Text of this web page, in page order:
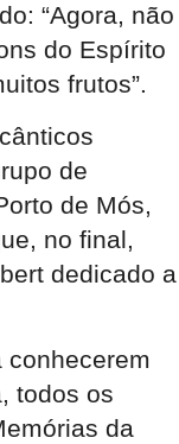
“Agora, não
do Espírito
frutos”.
de
de Mós,
no final,
dedicado a
conhecerem
todos os
da